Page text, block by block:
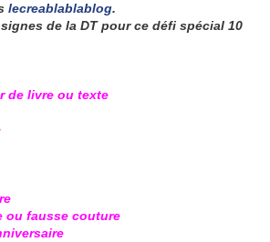
lecreablablablog.
de la DT pour ce défi spécial 10
de livre ou texte
ou fausse couture